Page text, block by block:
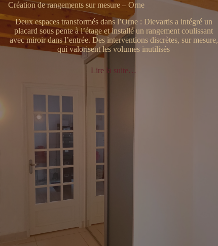
Création de rangements sur mesure – Orne
Deux espaces transformés dans l’Orne : Dievartis a intégré un
placard sous pente à l’étage et installé un rangement coulissant
avec miroir dans l’entrée. Des interventions discrètes, sur mesure,
qui valorisent les volumes inutilisés
Lire la suite…